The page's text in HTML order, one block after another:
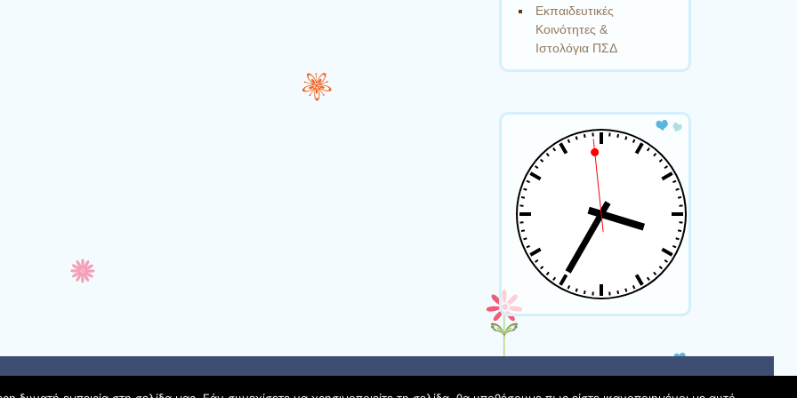
Εκπαιδευτικές
Κοινότητες &
Ιστολόγια ΠΣΔ